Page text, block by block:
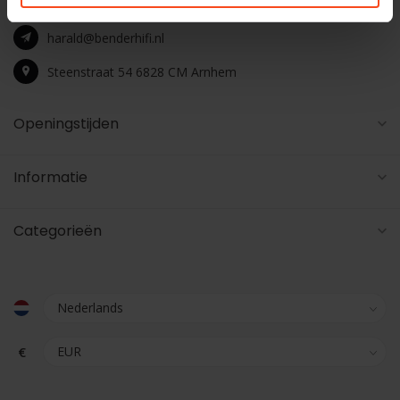
+31 26 4453541
harald@benderhifi.nl
Steenstraat 54 6828 CM Arnhem
Openingstijden
Informatie
Categorieën
€